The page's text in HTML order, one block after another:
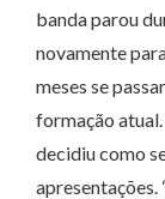
banda parou
novamente
meses se
formação
decidiu como
apresentações.